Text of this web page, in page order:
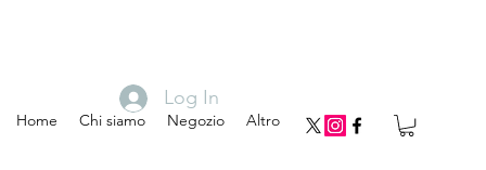
Home Chi siamo Negozio Altro
Log In